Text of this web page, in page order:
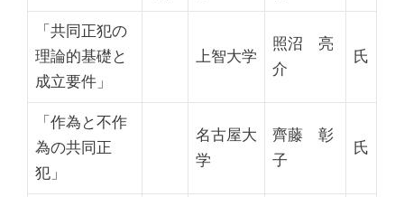
「共同正犯の
理論的基礎と
成立要件」
上智大学
照沼 亮
介
氏
「作為と不作
為の共同正
犯」
名古屋大
学
齊藤 彰
子
氏